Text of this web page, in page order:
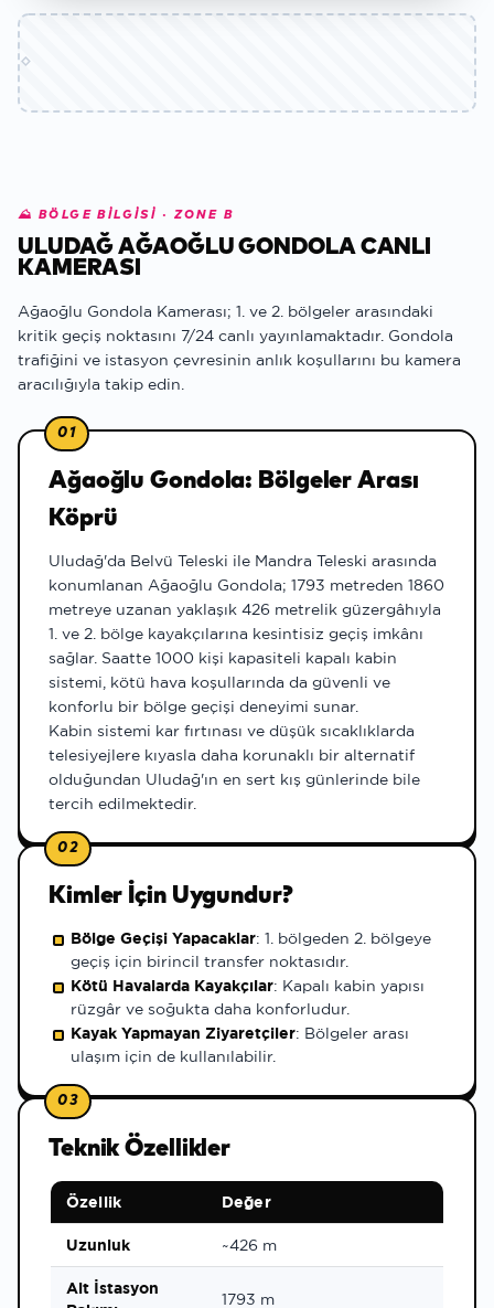
⛰ BÖLGE BİLGİSİ · ZONE B
ULUDAĞ AĞAOĞLU GONDOLA CANLI
KAMERASI
Ağaoğlu Gondola Kamerası; 1. ve 2. bölgeler arasındaki
kritik geçiş noktasını 7/24 canlı yayınlamaktadır. Gondola
trafiğini ve istasyon çevresinin anlık koşullarını bu kamera
aracılığıyla takip edin.
01
Ağaoğlu Gondola: Bölgeler Arası
Köprü
Uludağ'da Belvü Teleski ile Mandra Teleski arasında
konumlanan Ağaoğlu Gondola; 1793 metreden 1860
metreye uzanan yaklaşık 426 metrelik güzergâhıyla
1. ve 2. bölge kayakçılarına kesintisiz geçiş imkânı
sağlar. Saatte 1000 kişi kapasiteli kapalı kabin
sistemi, kötü hava koşullarında da güvenli ve
konforlu bir bölge geçişi deneyimi sunar.
Kabin sistemi kar fırtınası ve düşük sıcaklıklarda
telesiyejlere kıyasla daha korunaklı bir alternatif
olduğundan Uludağ'ın en sert kış günlerinde bile
tercih edilmektedir.
02
Kimler İçin Uygundur?
Bölge Geçişi Yapacaklar: 1. bölgeden 2. bölgeye
geçiş için birincil transfer noktasıdır.
Kötü Havalarda Kayakçılar: Kapalı kabin yapısı
rüzgâr ve soğukta daha konforludur.
Kayak Yapmayan Ziyaretçiler: Bölgeler arası
ulaşım için de kullanılabilir.
03
Teknik Özellikler
Özellik Değer
Uzunluk ~426 m
Alt İstasyon
1793 m